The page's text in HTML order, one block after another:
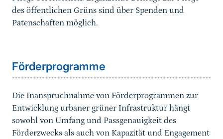
des öffentlichen Grüns sind über Spenden und
Patenschaften möglich.
Förderprogramme
Die Inanspruchnahme von Förderprogrammen zur
Ent­wicklung urbaner grüner Infrastruktur hängt
sowohl von Umfang und Passgenauigkeit des
Förderzwecks als auch von Kapazität und Engagement